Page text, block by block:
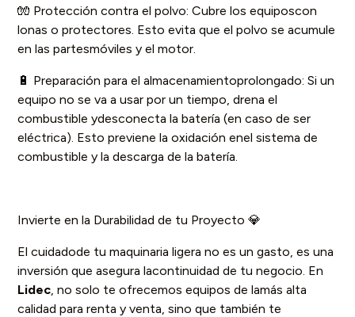
🧤 Protección contra el polvo: Cubre los equiposcon
lonas o protectores. Esto evita que el polvo se acumule
en las partesmóviles y el motor.
🔋 Preparación para el almacenamientoprolongado: Si un
equipo no se va a usar por un tiempo, drena el
combustible ydesconecta la batería (en caso de ser
eléctrica). Esto previene la oxidación enel sistema de
combustible y la descarga de la batería.
Invierte en la Durabilidad de tu Proyecto 💎
El cuidadode tu maquinaria ligera no es un gasto, es una
inversión que asegura lacontinuidad de tu negocio. En
Lidec, no solo te ofrecemos equipos de lamás alta
calidad para renta y venta, sino que también te